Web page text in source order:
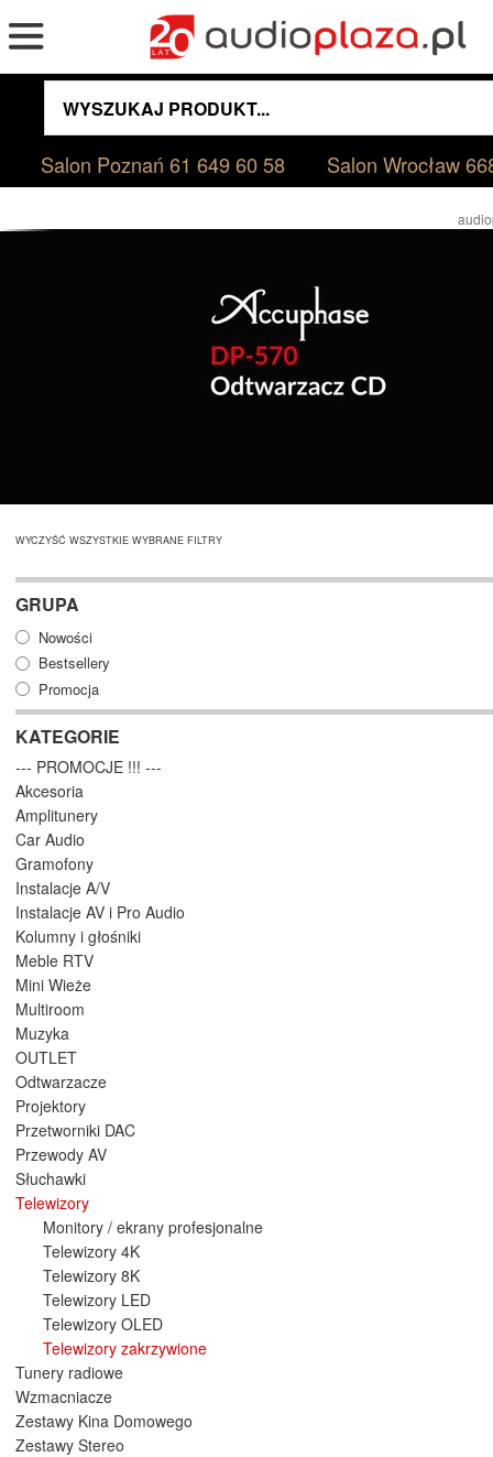
Salon Poznań61 649 60 58 Salon Wrocław
WYCZYŚĆ WSZYSTKIE WYBRANE FILTRY
GRUPA
Nowości
Bestsellery
Promocja
KATEGORIE
--- PROMOCJE !!! ---
Akcesoria
Amplitunery
Car Audio
Gramofony
Instalacje A/V
Instalacje AV i Pro Audio
Kolumny i głośniki
Meble RTV
Mini Wieże
Multiroom
Muzyka
OUTLET
Odtwarzacze
Projektory
Przetworniki DAC
Przewody AV
Słuchawki
Telewizory
Monitory / ekrany profesjonalne
Telewizory 4K
Telewizory 8K
Telewizory LED
Telewizory OLED
Telewizory zakrzywione
Tunery radiowe
Wzmacniacze
Zestawy Kina Domowego
Zestawy Stereo